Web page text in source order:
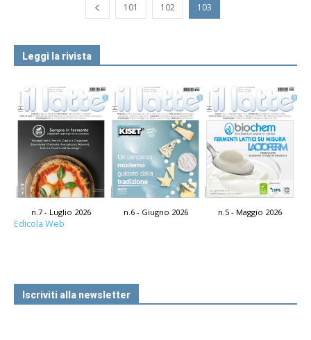
101 102 103
Leggi la rivista
n.7 - Luglio 2026 n.6 - Giugno 2026 n.5 - Maggio 2026
Edicola Web
Iscriviti alla newsletter